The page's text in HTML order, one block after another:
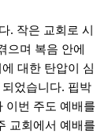
. 작은 교회로 시
으며 복음 안에
대한 탄압이 심
었습니다. 핍박
이번 주도 예배를
교회에서 예배를